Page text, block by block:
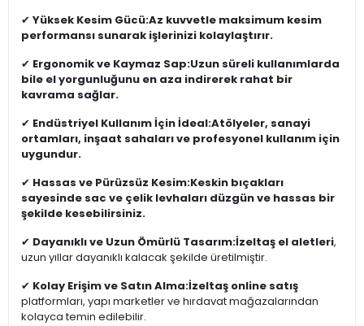
✔ Yüksek Kesim Gücü:Az kuvvetle maksimum kesim
performansı sunarak işlerinizi kolaylaştırır.
✔ Ergonomik ve Kaymaz Sap:Uzun süreli kullanımlarda
bile el yorgunluğunu en aza indirerek rahat bir
kavrama sağlar.
✔ Endüstriyel Kullanım İçin İdeal:Atölyeler, sanayi
ortamları, inşaat sahaları ve profesyonel kullanım için
uygundur.
✔ Hassas ve Pürüzsüz Kesim:Keskin bıçakları
sayesinde sac ve çelik levhaları düzgün ve hassas bir
şekilde kesebilirsiniz.
✔ Dayanıklı ve Uzun Ömürlü Tasarım:İzeltaş el aletleri,
uzun yıllar dayanıklı kalacak şekilde üretilmiştir.
✔ Kolay Erişim ve Satın Alma:İzeltaş online satış
platformları, yapı marketler ve hırdavat mağazalarından
kolayca temin edilebilir.